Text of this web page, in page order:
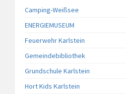
Camping-Weißsee
ENERGIEMUSEUM
Feuerwehr Karlstein
Gemeindebibliothek
Grundschule Karlstein
Hort Kids Karlstein